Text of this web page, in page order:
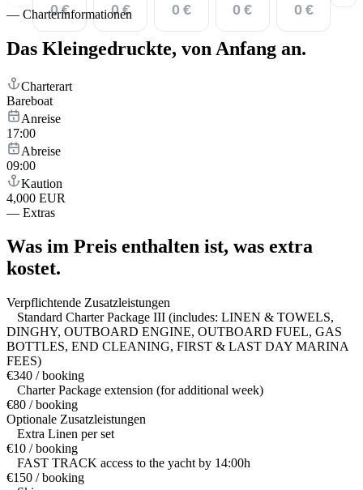
0 €
0 €
0 €
0 €
0 €
— Charterinformationen
Das Kleingedruckte, von Anfang an.
Charterart
Bareboat
Anreise
17:00
Abreise
09:00
Kaution
4,000 EUR
— Extras
Was im Preis enthalten ist, was extra
kostet.
Verpflichtende Zusatzleistungen
Standard Charter Package III (includes: LINEN & TOWELS,
DINGHY, OUTBOARD ENGINE, OUTBOARD FUEL, GAS
BOTTLES, END CLEANING, FIRST & LAST DAY MARINA
FEES)
€340 / booking
Charter Package extension (for additional week)
€80 / booking
Optionale Zusatzleistungen
Extra Linen per set
€10 / booking
FAST TRACK access to the yacht by 14:00h
€150 / booking